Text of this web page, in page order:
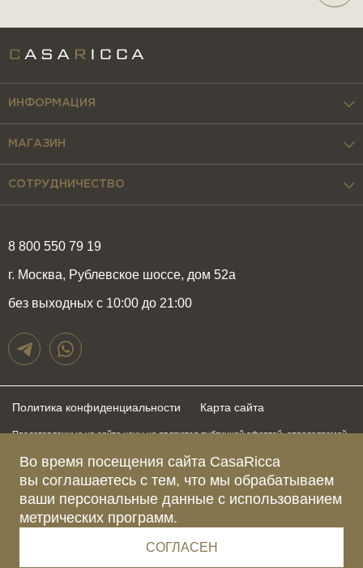
Во время посещения сайта CasaRicca
вы соглашаетесь с тем, что мы обрабатываем
ваши персональные данные с использованием
метрических программ.
СОГЛАСЕН
8 800 550 79 19
г. Москва, Рублевское шоссе, дом 52а
без выходных с 10:00 до 21:00
ИНФОРМАЦИЯ
МАГАЗИН
СОТРУДНИЧЕСТВО
Политика конфиденциальности Карта сайта
Представленные на сайте цены не являются публичной офертой, определяемой
быть изменены в любое время без предупреждения. Для получения актуальной и
подробной информации о стоимости, сроках и условиях поставки просьба
обращаться к менеджерам по указанным выше телефонам
Зарегистрированное название компании
Адрес Ш. РУБЛЁВСКОЕ, Д. 52А, ПОМЕЩ. I ЭТАЖ 2, КОМ. 81 Г.МОСКВА, ВН.ТЕР.